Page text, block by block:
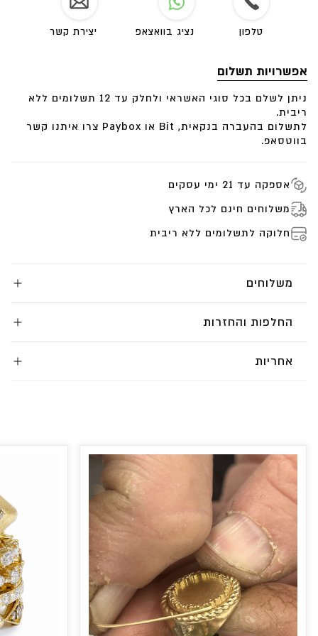
טלפון נציג בוואצאפ יצירת קשר
אפשרויות תשלום
ניתן לשלם בכל סוגי האשראי ולחלק עד 12 תשלומים ללא
ריבית.
לתשלום בהעברה בנקאית, Bit או Paybox צרו איתנו קשר
בווטסאפ.
אספקה עד 21 ימי עסקים
משלוחים חינם לכל הארץ
חלוקה לתשלומים ללא ריבית
משלוחים
החלפות והחזרות
אחריות